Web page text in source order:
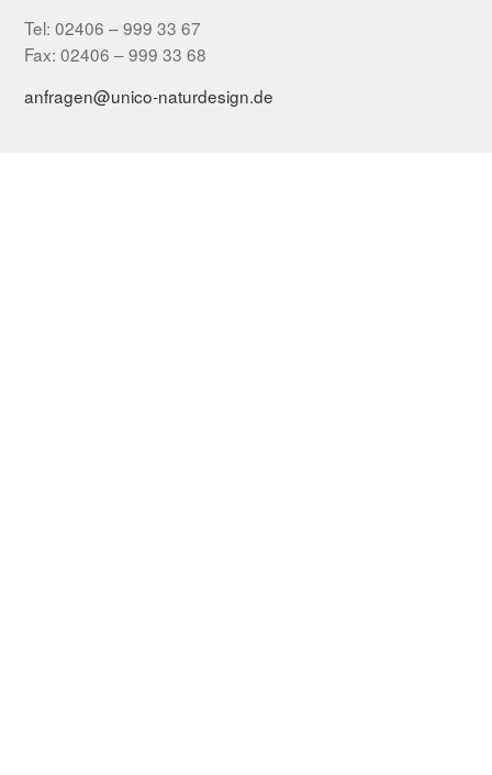
Tel: 02406 – 999 33 67
Fax: 02406 – 999 33 68
anfragen@unico-naturdesign.de